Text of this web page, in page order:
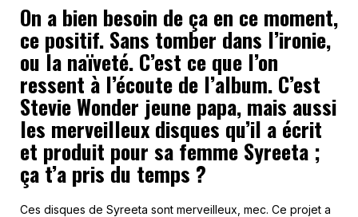
On a bien besoin de ça en ce moment,
ce positif. Sans tomber dans l’ironie,
ou la naïveté. C’est ce que l’on
ressent à l’écoute de l’album. C’est
Stevie Wonder jeune papa, mais aussi
les merveilleux disques qu’il a écrit
et produit pour sa femme Syreeta ;
ça t’a pris du temps ?
Ces disques de Syreeta sont merveilleux, mec. Ce projet a